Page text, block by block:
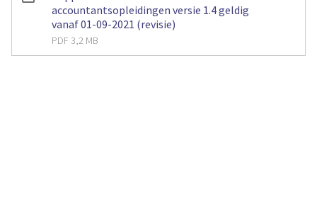
accountantsopleidingen versie 1.4 geldig
vanaf 01-09-2021 (revisie)
PDF 3,2 MB